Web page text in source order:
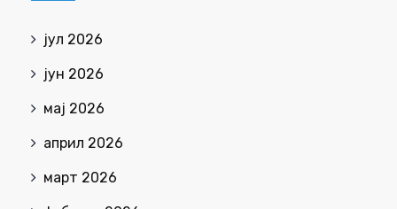
јул 2026
јун 2026
мај 2026
април 2026
март 2026